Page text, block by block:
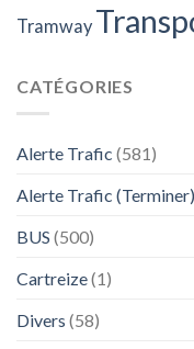
Tramway
CATÉGORIES
Alerte Trafic (581)
Alerte Trafic (Terminer)
BUS (500)
Cartreize(1)
Divers (58)